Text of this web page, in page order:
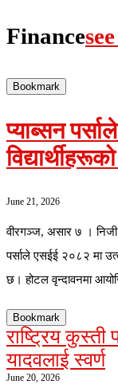
Finance
Bookmark
प्याब्सन
June 21, 2026
वीरगञ्ज, असार ७ । निजी
पर्साले एसईई २०८२ मा
छ। होटल वृन्दावनमा
Bookmark
राष्ट्रिय कुस्ती
यादवलाई स्वर्ण
June 20, 2026